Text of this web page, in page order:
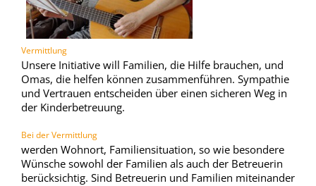
Vermittlung
Unsere Initiative will Familien, die Hilfe brauchen, und
Omas, die helfen können zusammenführen. Sympathie
und Vertrauen entscheiden über einen sicheren Weg in
der Kinderbetreuung.
Bei der Vermittlung
werden Wohnort, Familiensituation, so wie besondere
Wünsche sowohl der Familien als auch der Betreuerin
berücksichtig. Sind Betreuerin und Familien miteinander